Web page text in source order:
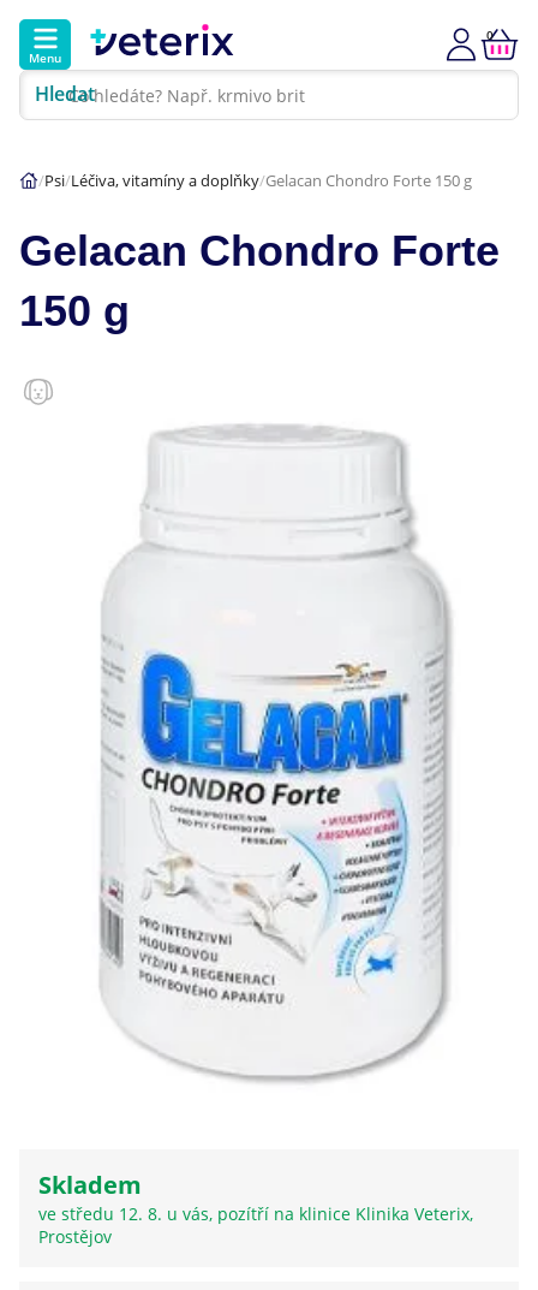
Menu
Hledat
0
Akce
Psi
Kočky
Dárkové poukazy
Klinika Veterix
777 319 516 (Po–Pá, 9–19h; So–Ne, 9–14h)
info@veterix.cz
E-shop Veterix
777 319 517 (Po–Pá, 8–15h)
eshop@veterix.cz
Psi Léčiva, vitamíny a doplňky Gelacan Chondro Forte 150 g
Gelacan Chondro Forte
150 g
Skladem
ve středu 12. 8. u vás, pozítří na klinice Klinika Veterix,
Prostějov